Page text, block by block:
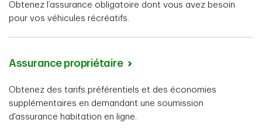
Obtenez l’assurance obligatoire dont vous avez besoin
pour vos véhicules récréatifs.
Assurance propriétaire
Obtenez des tarifs préférentiels et des économies
supplémentaires en demandant une soumission
d'assurance habitation en ligne.